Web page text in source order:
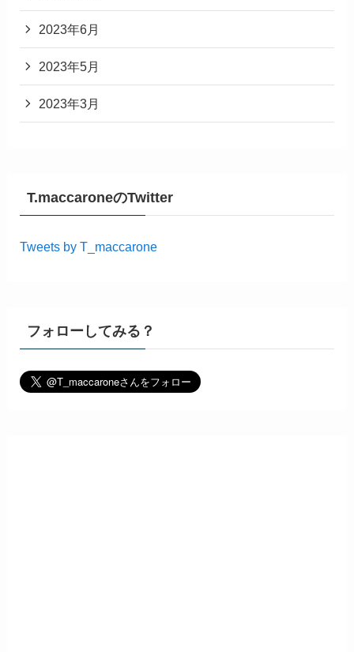
2023年6月
2023年5月
2023年3月
T.maccaroneのTwitter
Tweets by T_maccarone
フォローしてみる？